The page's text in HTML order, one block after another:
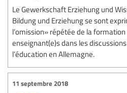
Le Gewerkschaft Erziehung und
Bildung und Erziehung se sont
l’omission» répétée de la
enseignant(e)s dans les
l’éducation en Allemagne.
11 septembre 2018